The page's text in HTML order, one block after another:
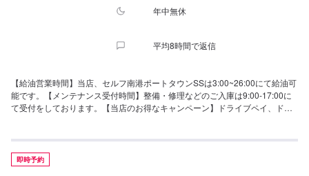
年中無休
平均8時間で返信
【給油営業時間】当店、セルフ南港ポートタウンSSは3:00~26:00にて給油可
能です。【メンテナンス受付時間】整備・修理などのご入庫は9:00-17:00に
て受付をしております。【当店のお得なキャンペーン】ドライブペイ、ドラ
が在籍】セルフ南港ポートタウンSSでは、2級整備士が3名在籍しておりま
す。整備、修理をプロの手で行います。安心してお車をお預けくださいま
せ！【当店は認証設備を備えております】セルフ南港ポートタウンSSでは、
即時予約